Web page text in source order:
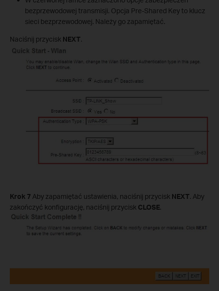
bezprzewodowej transmisji. Opcja Pre-Shared Key to klucz
sieci bezprzewodowej. Należy go zapamiętać.
Naciśnij przycisk NEXT.
Krok 7 Aby zapamiętać ustawienia, naciśnij przycisk NEXT. Aby
zakończyć konfigurację, naciśnij przycisk CLOSE.